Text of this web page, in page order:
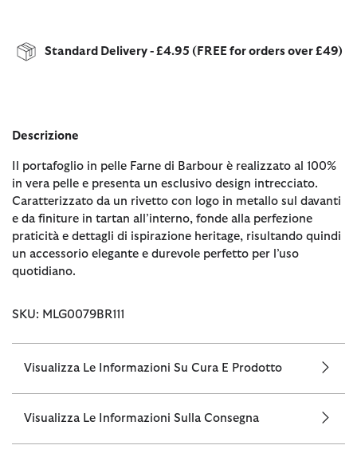
Standard Delivery - £4.95 (FREE for orders over £49)
Descrizione
Il portafoglio in pelle Farne di Barbour è realizzato al 100%
in vera pelle e presenta un esclusivo design intrecciato.
Caratterizzato da un rivetto con logo in metallo sul davanti
e da finiture in tartan all’interno, fonde alla perfezione
praticità e dettagli di ispirazione heritage, risultando quindi
un accessorio elegante e durevole perfetto per l’uso
quotidiano.
SKU: MLG0079BR111
Visualizza Le Informazioni Su Cura E Prodotto
Visualizza Le Informazioni Sulla Consegna